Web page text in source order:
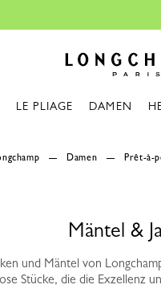
LE PLIAGE DAMEN
Damen Prêt-à-
Mäntel &
und Mäntel von
Stücke, die die Exzellenz